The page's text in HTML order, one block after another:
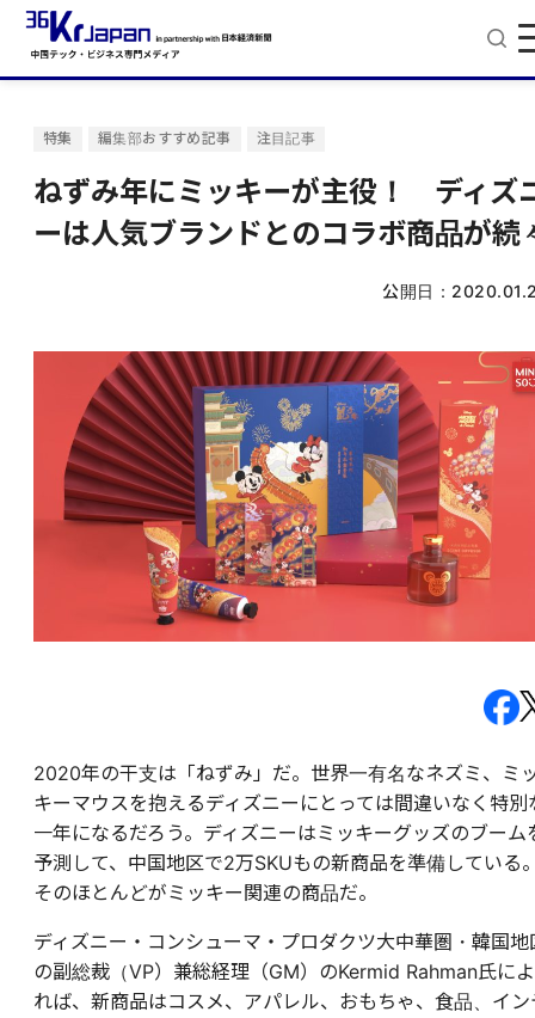
特集 編集部おすすめ記事 注目記事
ねずみ年にミッキーが主役！ ディズ
ーは人気ブランドとのコラボ商品が続
公開日：
2020年の干支は「ねずみ」だ。世界一有名なネズミ、ミ
キーマウスを抱えるディズニーにとっては間違いなく特別
一年になるだろう。ディズニーはミッキーグッズのブーム
予測して、中国地区で2万SKUもの新商品を準備している
そのほとんどがミッキー関連の商品だ。
ディズニー・コンシューマ・プロダクツ大中華圏・韓国地
の副総裁（VP）兼総経理（GM）のKermid Rahman氏によ
れば、新商品はコスメ、アパレル、おもちゃ、食品、イン